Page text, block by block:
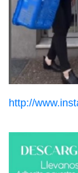
http://